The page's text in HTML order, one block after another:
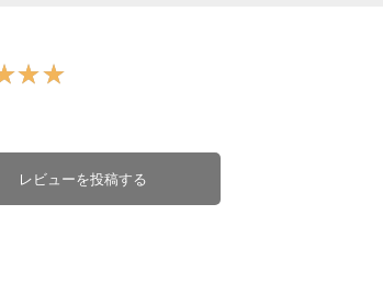
レビューを投稿する